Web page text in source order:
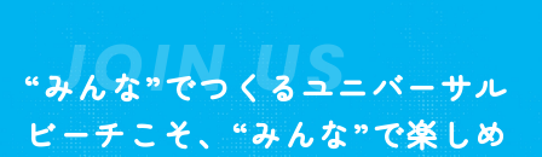
JOIN US
“みんな”でつくるユニバーサル
ビーチこそ、“みんな”で楽しめ